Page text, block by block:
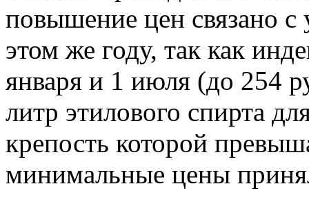
повышение цен связано с
этом же году, так как
января и 1 июля (до 254
литр этилового спирта
крепость которой
минимальные цены